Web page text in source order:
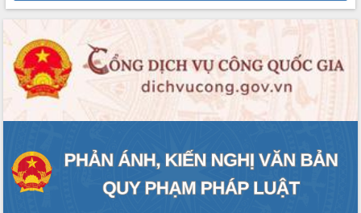
VĂN BẢN HĐND TỈNH
ĐIỂM TIN VĂN BẢN